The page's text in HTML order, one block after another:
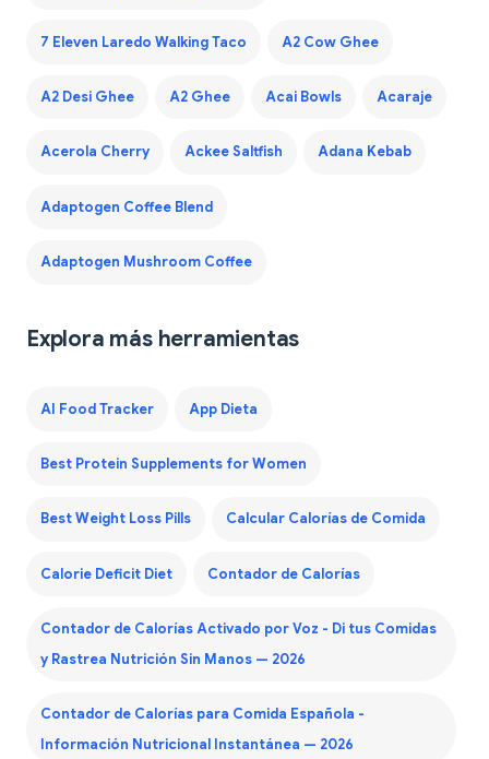
7 Eleven Laredo Walking Taco A2 Cow Ghee
A2 Desi Ghee A2 Ghee Acai Bowls Acaraje
Acerola Cherry Ackee Saltfish Adana Kebab
Adaptogen Coffee Blend
Adaptogen Mushroom Coffee
Explora más herramientas
AI Food Tracker App Dieta
Best Protein Supplements for Women
Best Weight Loss Pills Calcular Calorías de Comida
Calorie Deficit Diet Contador de Calorías
Contador de Calorías Activado por Voz - Di tus Comidas
y Rastrea Nutrición Sin Manos — 2026
Contador de Calorías para Comida Española -
Información Nutricional Instantánea — 2026